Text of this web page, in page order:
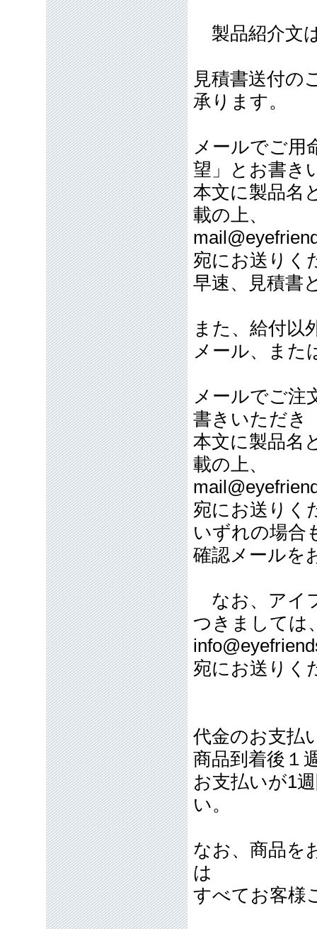
製品紹介文
見積書送付の
承ります。
メールでご用
望」とお書き
本文に製品名
載の上、
宛にお送りく
早速、見積書
また、給付以
メール、また
メールでご注
書きいただき
本文に製品名
載の上、
宛にお送りく
いずれの場合
確認メールを
なお、アイ
つきましては
宛にお送りく
代金のお支払
商品到着後１
お支払いが1
い。
なお、商品を
は
すべてお客様